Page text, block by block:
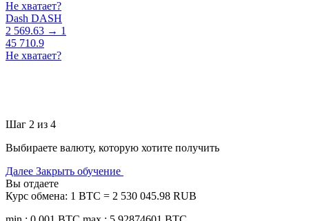
Не хватает?
Dash DASH
2 569.63 → 1
45 710.9
Не хватает?
Шаг 2 из 4
Выбираете валюту, которую хотите получить
Далее Закрыть обучение
Вы отдаете
Курс обмена: 1 BTC = 2 530 045.98 RUB